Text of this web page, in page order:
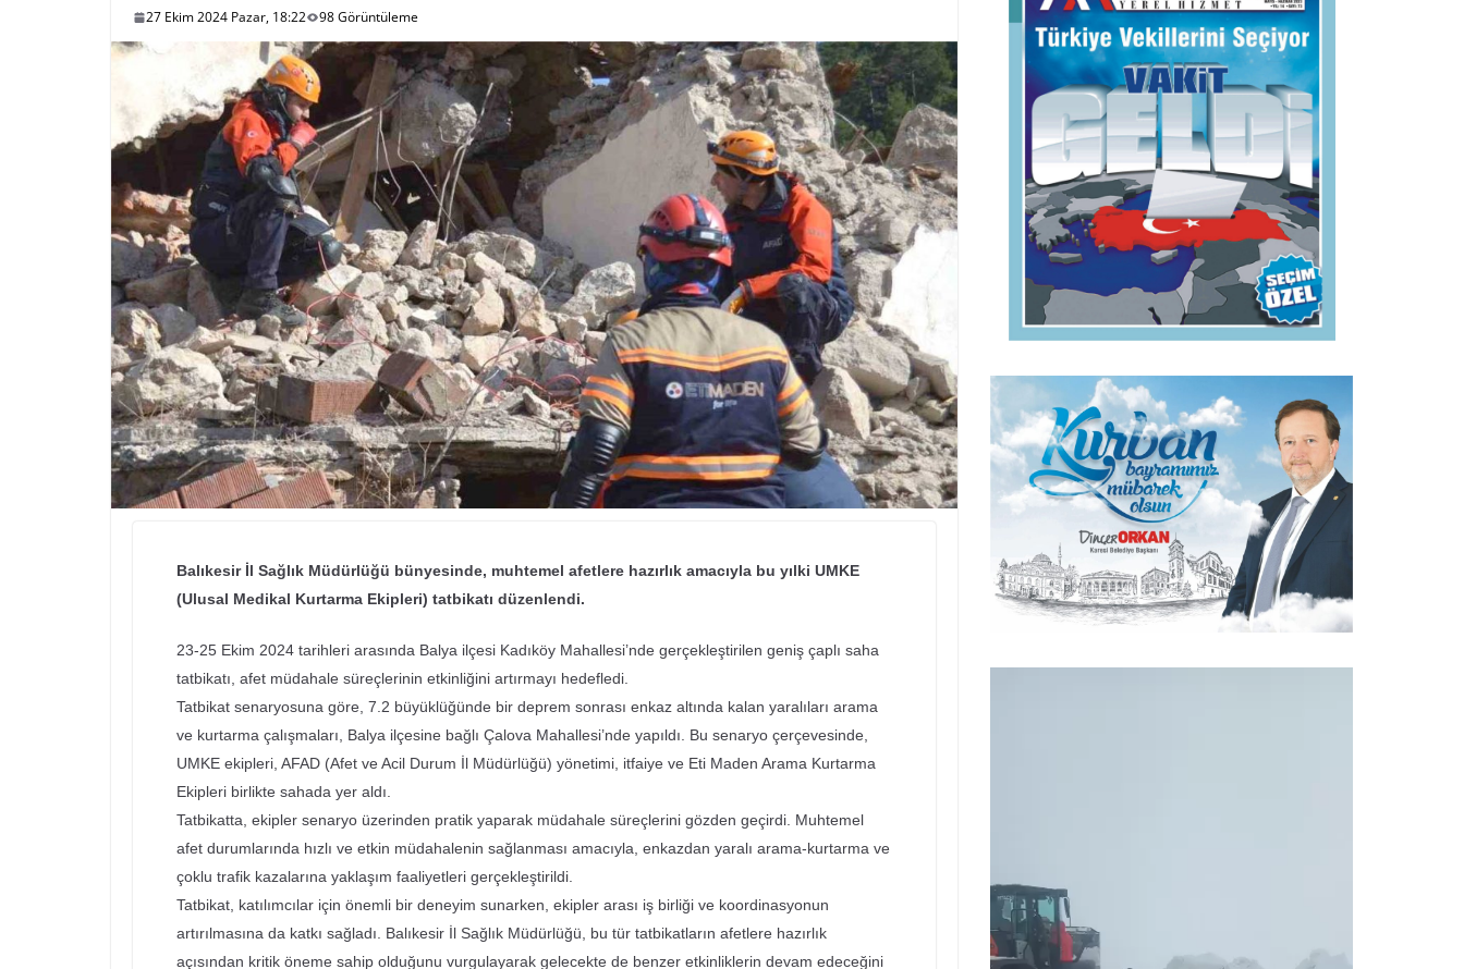
27 Ekim 2024 Pazar, 18:22 98 Görüntüleme
Balıkesir İl Sağlık Müdürlüğü bünyesinde, muhtemel afetlere hazırlık amacıyla bu yılki UMKE
(Ulusal Medikal Kurtarma Ekipleri) tatbikatı düzenlendi.
23-25 Ekim 2024 tarihleri arasında Balya ilçesi Kadıköy Mahallesi’nde gerçekleştirilen geniş çaplı saha
tatbikatı, afet müdahale süreçlerinin etkinliğini artırmayı hedefledi.
Tatbikat senaryosuna göre, 7.2 büyüklüğünde bir deprem sonrası enkaz altında kalan yaralıları arama
ve kurtarma çalışmaları, Balya ilçesine bağlı Çalova Mahallesi’nde yapıldı. Bu senaryo çerçevesinde,
UMKE ekipleri, AFAD (Afet ve Acil Durum İl Müdürlüğü) yönetimi, itfaiye ve Eti Maden Arama Kurtarma
Ekipleri birlikte sahada yer aldı.
Tatbikatta, ekipler senaryo üzerinden pratik yaparak müdahale süreçlerini gözden geçirdi. Muhtemel
afet durumlarında hızlı ve etkin müdahalenin sağlanması amacıyla, enkazdan yaralı arama-kurtarma ve
çoklu trafik kazalarına yaklaşım faaliyetleri gerçekleştirildi.
Tatbikat, katılımcılar için önemli bir deneyim sunarken, ekipler arası iş birliği ve koordinasyonun
artırılmasına da katkı sağladı. Balıkesir İl Sağlık Müdürlüğü, bu tür tatbikatların afetlere hazırlık
açısından kritik öneme sahip olduğunu vurgulayarak gelecekte de benzer etkinliklerin devam edeceğini